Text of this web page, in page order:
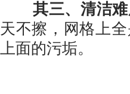
其三、清洁难
天不擦，网格上
上面的污垢。